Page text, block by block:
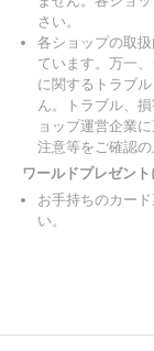
さい。
各ショップの取
ています。万一
に関するトラブ
ん。トラブル、
ョップ運営企業
注意等をご確認の
ワールドプレゼン
お手持ちのカー
い。